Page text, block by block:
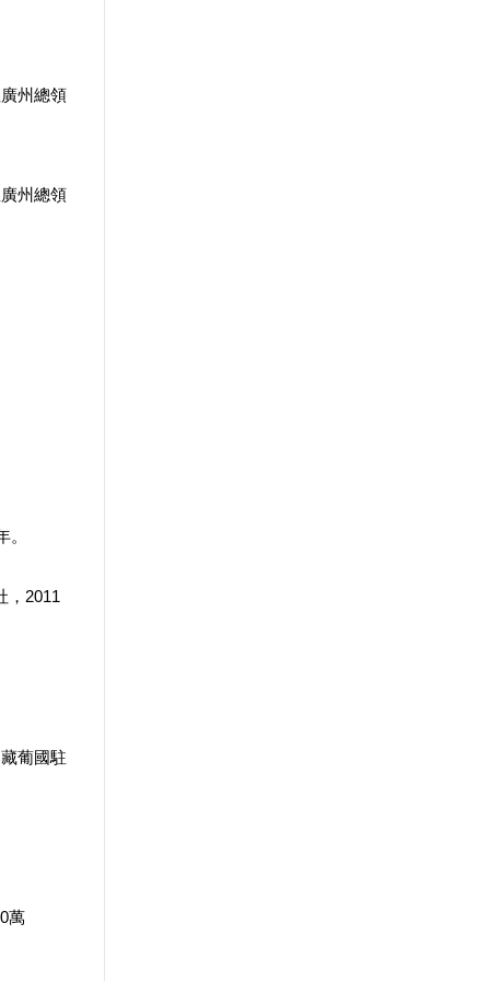
州總領
州總領
，2011
葡國駐
萬